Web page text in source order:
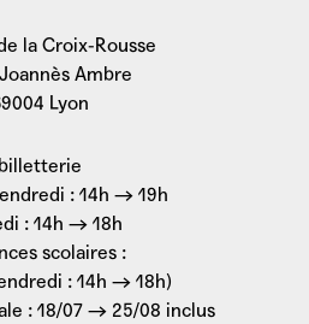
la Croix-Rousse
Ambre
Lyon
billetterie
: 14h → 19h
: 14h → 18h
scolaires :
: 14h → 18h)
: 18/07 → 25/08 inclus